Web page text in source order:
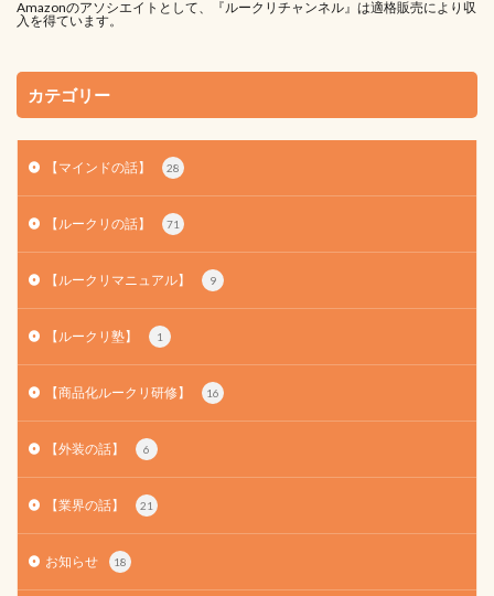
Amazonのアソシエイトとして、『ルークリチャンネル』は適格販売により収
入を得ています。
カテゴリー
【マインドの話】 28
【ルークリの話】 71
【ルークリマニュアル】 9
【ルークリ塾】 1
【商品化ルークリ研修】 16
【外装の話】 6
【業界の話】 21
お知らせ 18